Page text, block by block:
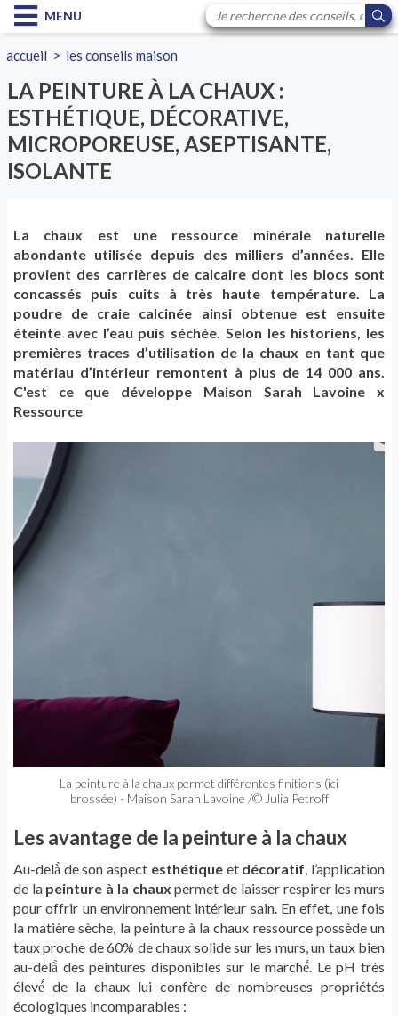
MENU
accueil > les conseils maison
LA PEINTURE À LA CHAUX :
ESTHÉTIQUE, DÉCORATIVE,
MICROPOREUSE, ASEPTISANTE,
ISOLANTE
La chaux est une ressource minérale naturelle
abondante utilisée depuis des milliers d’années. Elle
provient des carrières de calcaire dont les blocs sont
concassés puis cuits à très haute température. La
poudre de craie calcinée ainsi obtenue est ensuite
éteinte avec l’eau puis séchée. Selon les historiens, les
premières traces d’utilisation de la chaux en tant que
matériau d’intérieur remontent à plus de 14 000 ans.
C'est ce que développe Maison Sarah Lavoine x
Ressource
La peinture à la chaux permet différentes finitions (ici
brossée) - Maison Sarah Lavoine /© Julia Petroff
Les avantage de la peinture à la chaux
Au-delà̀ de son aspect esthétiqueet décoratif, l’application
de la peinture à la chaux permet de laisser respirer les murs
pour offrir un environnement intérieur sain. En effet, une fois
la matière sèche, la peinture à la chaux ressource possède un
taux proche de 60% de chaux solide sur les murs, un taux bien
au-delà̀ des peintures disponibles sur le marché́. Le pH très
élevé́ de la chaux lui confère de nombreuses propriétés
écologiques incomparables :